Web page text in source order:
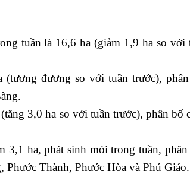
tuần là 16,6 ha (giảm 1,9 ha so với
đương so với tuần trước),
3,0 ha so với tuần trước), phân bố
3,1 ha, phát sinh mói trong tuần,
Thành, Phước Hòa và Phú Giáo.